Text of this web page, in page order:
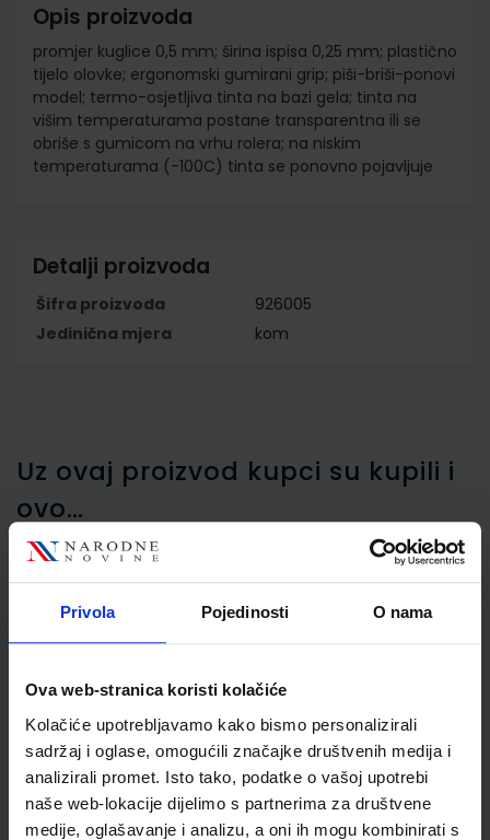
Privola Pojedinosti O nama
Ova web-stranica koristi kolačiće
Kolačiće upotrebljavamo kako bismo personalizirali
sadržaj i oglase, omogućili značajke društvenih medija i
analizirali promet. Isto tako, podatke o vašoj upotrebi
naše web-lokacije dijelimo s partnerima za društvene
medije, oglašavanje i analizu, a oni ih mogu kombinirati s
Opis proizvoda
promjer kuglice 0,5 mm; širina ispisa 0,25 mm; plastično
tijelo olovke; ergonomski gumirani grip; piši-briši-ponovi
model; termo-osjetljiva tinta na bazi gela; tinta na
višim temperaturama postane transparentna ili se
obriše s gumicom na vrhu rolera; na niskim
temperaturama (-100C) tinta se ponovno pojavljuje
Detalji proizvoda
Šifra proizvoda
926005
Jedinična mjera
kom
Uz ovaj proizvod kupci su kupili i
ovo…